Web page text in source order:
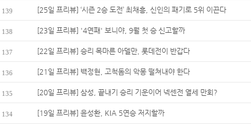
139 [25일 프리뷰] ‘시즌 2승 도전’ 최채흥, 신인의 패기로 5위 이끈다
138 [23일 프리뷰] '4연패' 보니야, 9월 첫 승 신고할까
137 [22일 프리뷰] 승리 목마른 아델만, 롯데전이 반갑다
136 [21일 프리뷰] 백정현, 고척돔의 악몽 떨쳐내야 한다
135 [20일 프리뷰] 삼성, 끝내기 승리 기운이어 넥센전 열세 만회?
134 [19일 프리뷰] 윤성환, KIA 5연승 저지할까